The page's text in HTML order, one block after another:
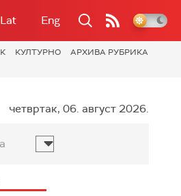
Lat Eng
КУЛТУРНО
АРХИВА РУБРИКА
четвртак, 06. август 2026.